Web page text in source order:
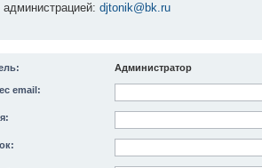
djtonik@bk.ru
Администратор
email: